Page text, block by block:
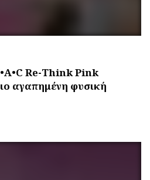
Re-Think Pink
αγαπημένη φυσική